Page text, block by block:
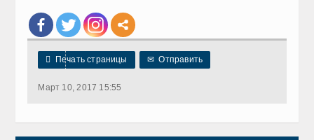
 Печать страницы ✉ Отправить
Март 10, 2017 15:55